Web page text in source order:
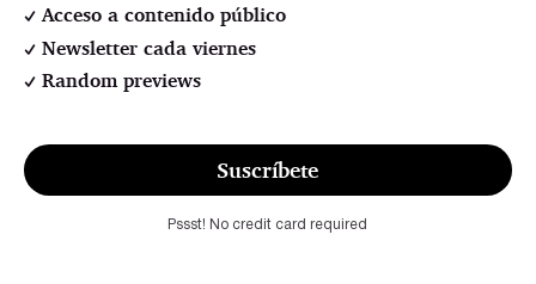
Acceso a contenido público
Newsletter cada viernes
Random previews
Suscríbete
Pssst! No credit card required